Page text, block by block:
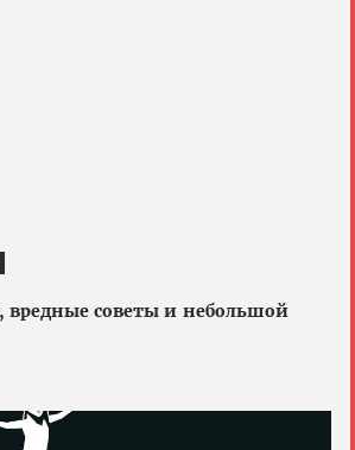
вредные советы и небольшой